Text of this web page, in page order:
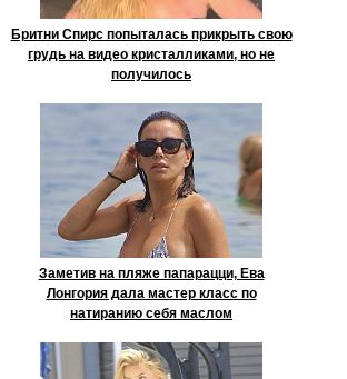
Бритни Спирс попыталась прикрыть свою
грудь на видео кристалликами, но не
получилось
Заметив на пляже папарацци, Ева
Лонгория дала мастер класс по
натиранию себя маслом